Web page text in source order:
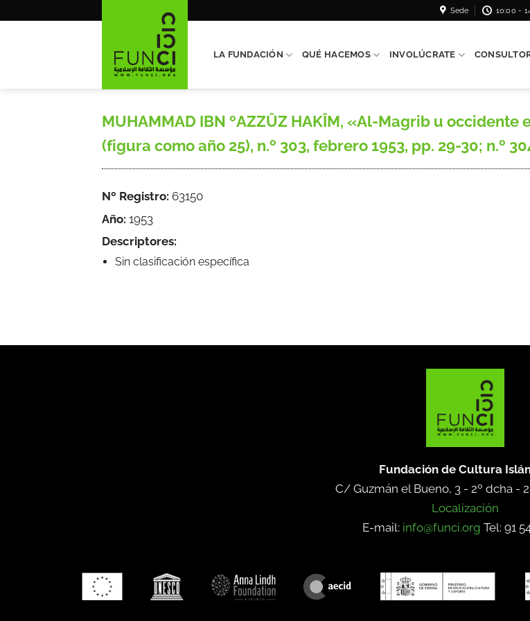
Sede 10:00 -
LA FUNDACIÓN QUÉ HACEMOS INVOLÚCRATE
MUHAMMAD IBN ºAZZÛZ HAKÎM, «Al-Magrib u
(figura como año 25), n.º 303, febrero 1953, pp. 29-30; n.º
Nº Registro: 63150
Año: 1953
Descriptores:
Sin clasificación específica
Fundación de Cultura
C/ Guzmán el Bueno, 3 - 2º dcha -
Localización
E-mail: info@funci.org Tel: 91